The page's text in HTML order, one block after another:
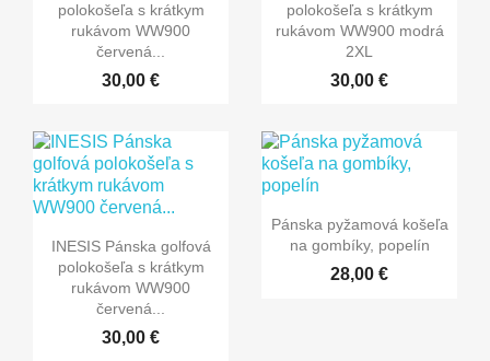
polokošeľa s krátkym
rukávom WW900
červená...
30,00 €
polokošeľa s krátkym
rukávom WW900 modrá
2XL
30,00 €
INESIS Pánska golfová
polokošeľa s krátkym
rukávom WW900
červená...
30,00 €
Pánska pyžamová košeľa
na gombíky, popelín
28,00 €